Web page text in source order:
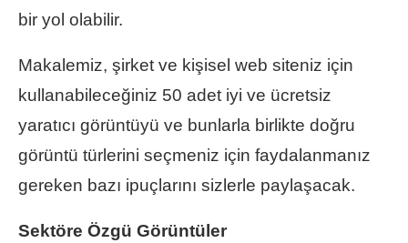
bir yol olabilir.
Makalemiz, şirket ve kişisel web siteniz için
kullanabileceğiniz 50 adet iyi ve ücretsiz
yaratıcı görüntüyü ve bunlarla birlikte doğru
görüntü türlerini seçmeniz için faydalanmanız
gereken bazı ipuçlarını sizlerle paylaşacak.
Sektöre Özgü Görüntüler